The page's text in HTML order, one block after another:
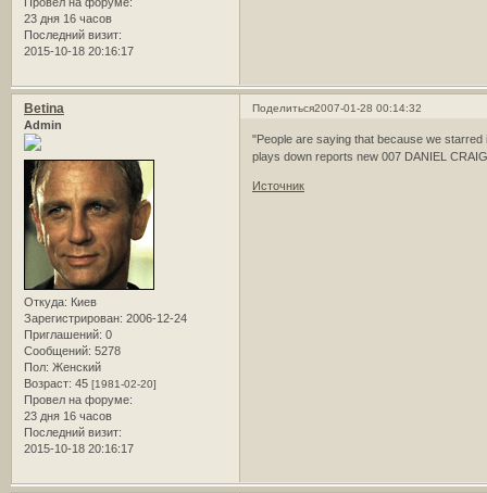
23 дня 16 часов
Последний визит:
2015-10-18 20:16:17
Поделиться2007-01-28 00:14:32
Betina
Admin
Откуда: Киев
Зарегистрирован: 2006-12-24
Приглашений: 0
Сообщений: 5278
Пол: Женский
Возраст: 45 [1981-02-20]
Провел на форуме:
23 дня 16 часов
Последний визит:
2015-10-18 20:16:17
"People are saying that because we starred
plays down reports new 007 DANIEL
Источник